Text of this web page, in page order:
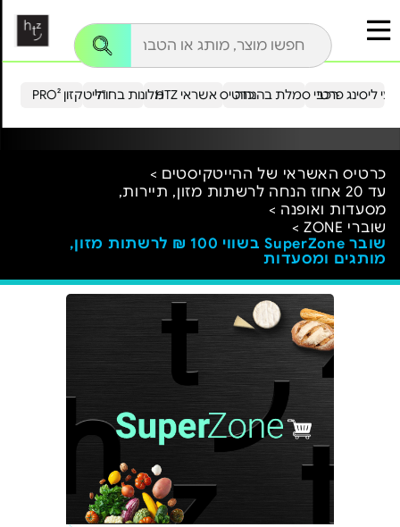
הייטקזון PRO²מלונות בחו"ל כרטיס אשראי HTZ ליסינג פרטירכבי סמלת בהנחה
כרטיס האשראי של ההייטקיסטים >
עד 20 אחוז הנחה לרשתות מזון, תיירות,
מסעדות ואופנה >
שוברי ZONE >
שובר SuperZone בשווי 100 ₪ לרשתות מזון,
מותגים ומסעדות